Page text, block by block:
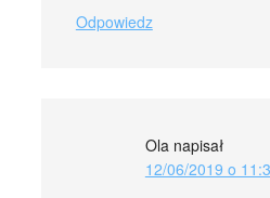
Odpowiedz
Ola napisał
12/06/2019 o